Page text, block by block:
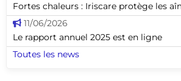
Fortes chaleurs : Iriscare protège les
11/06/2026
Le rapport annuel 2025 est en ligne
Toutes les news